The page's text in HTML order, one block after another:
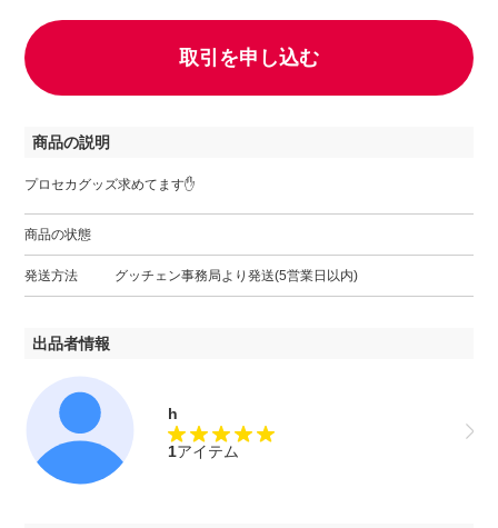
取引を申し込む
商品の説明
プロセカグッズ求めてます✋
商品の状態
発送方法 グッチェン事務局より発送(5営業日以内)
出品者情報
h
1アイテム